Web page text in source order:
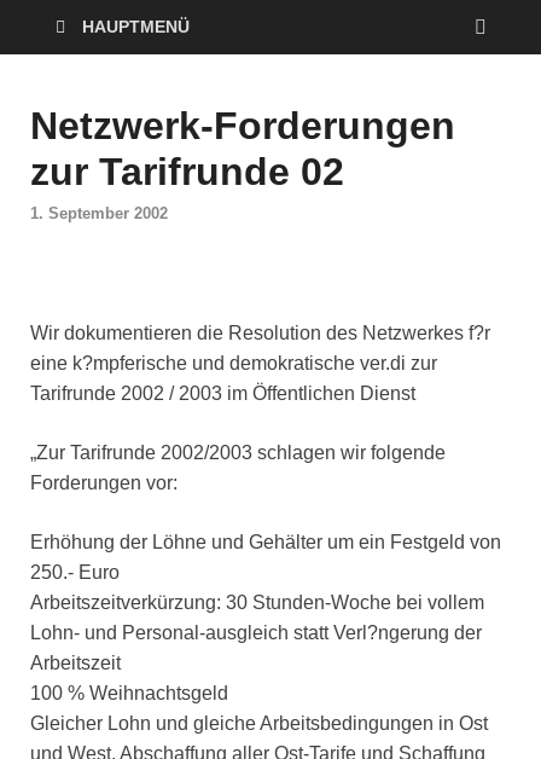
HAUPTMENÜ
Netzwerk-Forderungen
zur Tarifrunde 02
1. September 2002
Wir dokumentieren die Resolution des Netzwerkes f?r
eine k?mpferische und demokratische ver.di zur
Tarifrunde 2002 / 2003 im Öffentlichen Dienst
„Zur Tarifrunde 2002/2003 schlagen wir folgende
Forderungen vor:
Erhöhung der Löhne und Gehälter um ein Festgeld von
250.- Euro
Arbeitszeitverkürzung: 30 Stunden-Woche bei vollem
Lohn- und Personal-ausgleich statt Verl?ngerung der
Arbeitszeit
100 % Weihnachtsgeld
Gleicher Lohn und gleiche Arbeitsbedingungen in Ost
und West, Abschaffung aller Ost-Tarife und Schaffung